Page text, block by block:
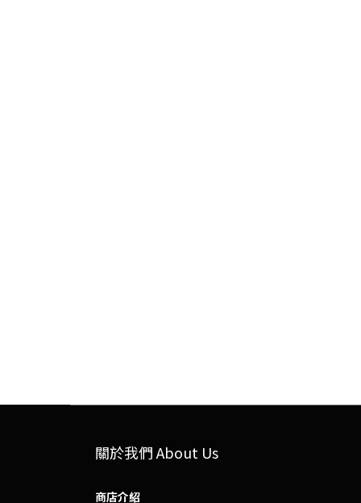
關於我們 About Us
商店介紹